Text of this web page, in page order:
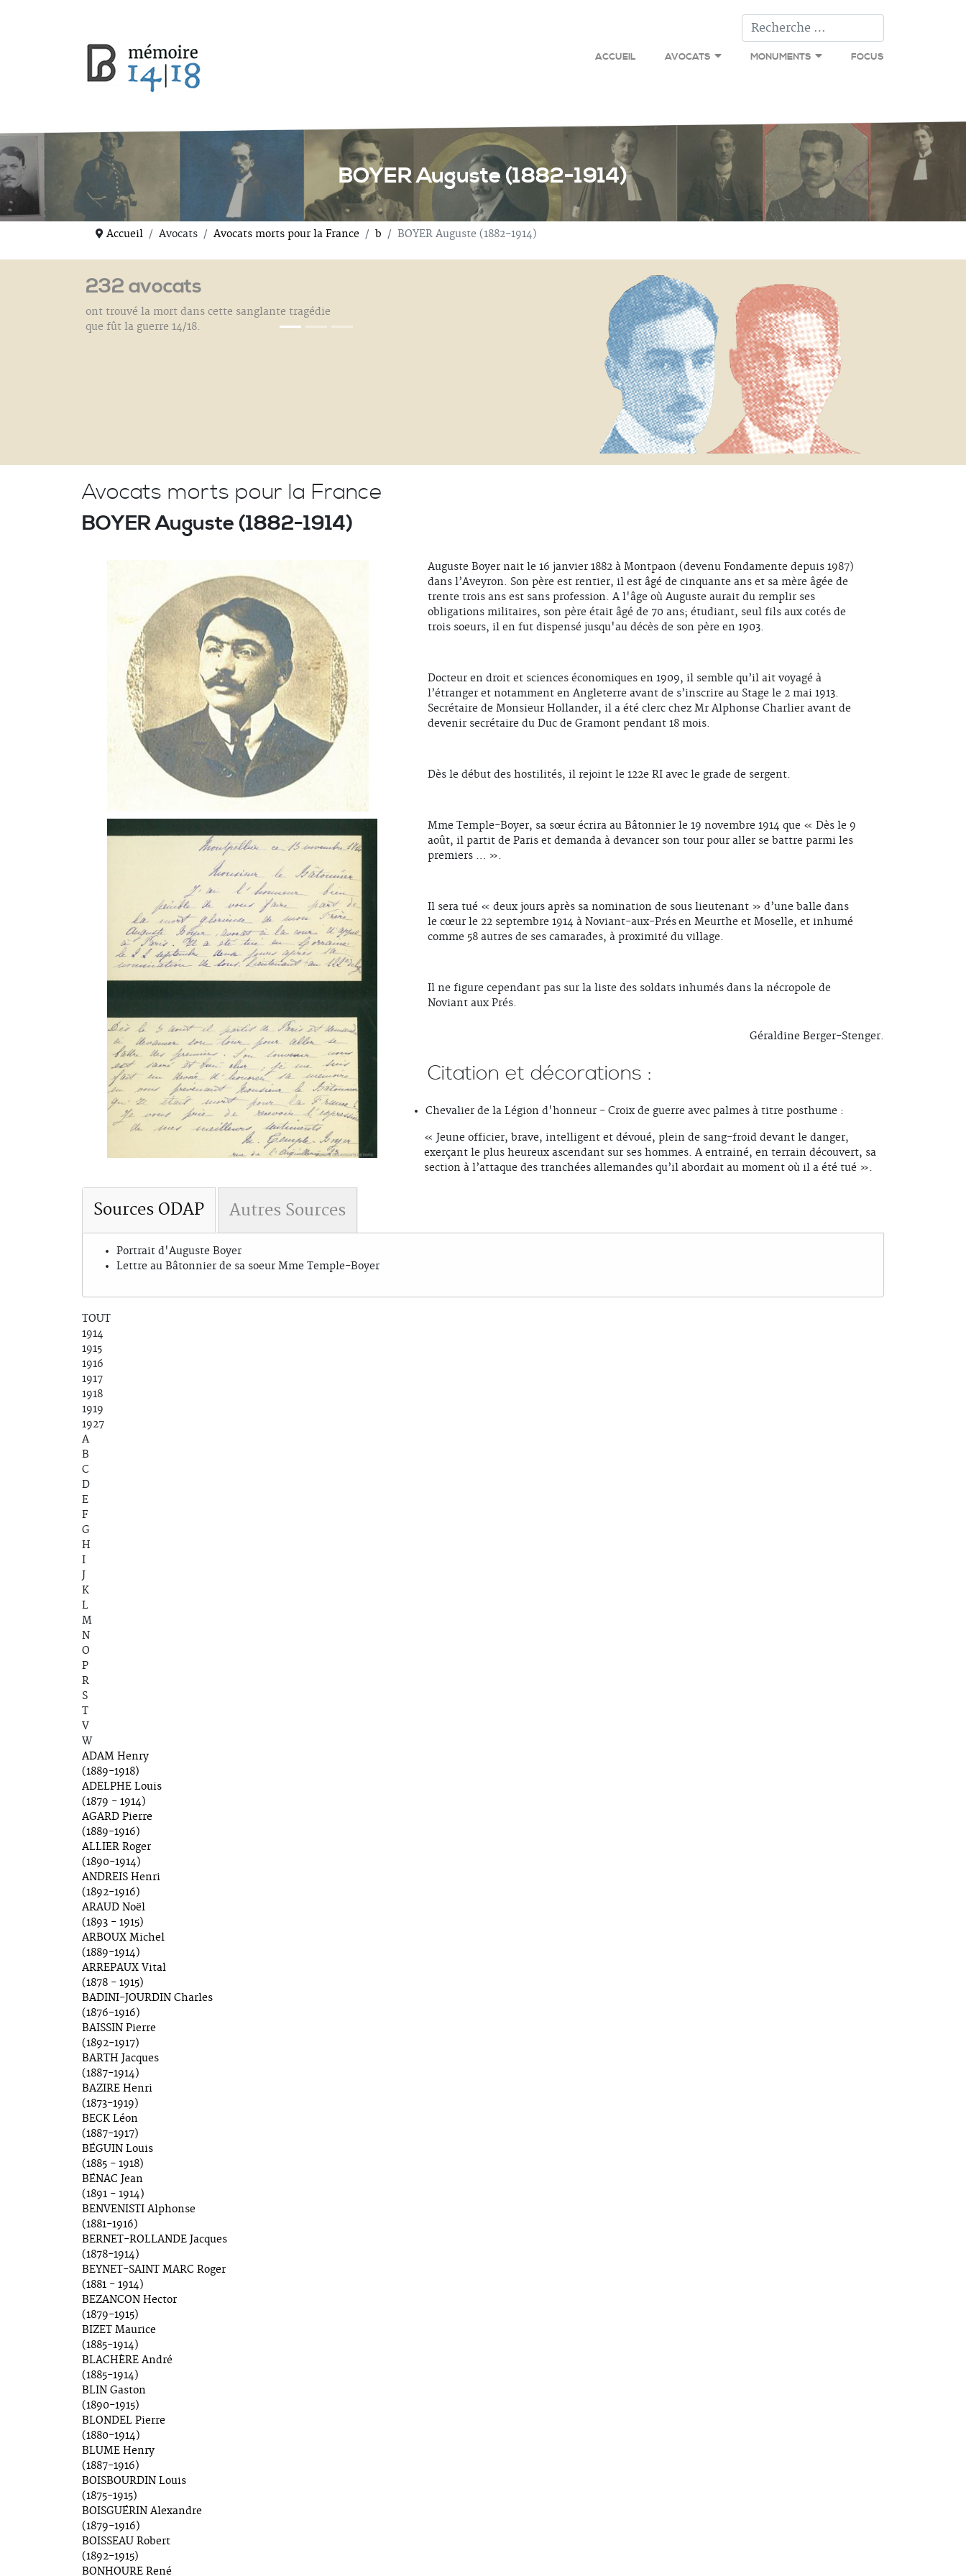
ACCUEIL AVOCATS MONUMENTS FOCUS
BOYER Auguste (1882-1914)
Accueil Avocats Avocats morts pour la France b BOYER Auguste (1882-1914)
232 avocats
ont trouvé la mort dans cette sanglante tragédie
que fût la guerre 14/18.
Avocats morts pour la France
BOYER Auguste (1882-1914)
Auguste Boyer nait le 16 janvier 1882 à Montpaon (devenu Fondamente depuis 1987)
dans l’Aveyron. Son père est rentier, il est âgé de cinquante ans et sa mère âgée de
trente trois ans est sans profession. A l'âge où Auguste aurait du remplir ses
obligations militaires, son père était âgé de 70 ans; étudiant, seul fils aux cotés de
trois soeurs, il en fut dispensé jusqu'au décès de son père en 1903.
Docteur en droit et sciences économiques en 1909, il semble qu’il ait voyagé à
l’étranger et notamment en Angleterre avant de s’inscrire au Stage le 2 mai 1913.
Secrétaire de Monsieur Hollander, il a été clerc chez Mr Alphonse Charlier avant de
devenir secrétaire du Duc de Gramont pendant 18 mois.
Dès le début des hostilités, il rejoint le 122e RI avec le grade de sergent.
Mme Temple-Boyer, sa sœur écrira au Bâtonnier le 19 novembre 1914 que « Dès le 9
août, il partit de Paris et demanda à devancer son tour pour aller se battre parmi les
premiers … ».
Il sera tué « deux jours après sa nomination de sous lieutenant » d’une balle dans
le cœur le 22 septembre 1914 à Noviant-aux-Prés en Meurthe et Moselle, et inhumé
comme 58 autres de ses camarades, à proximité du village.
Il ne figure cependant pas sur la liste des soldats inhumés dans la nécropole de
Noviant aux Prés.
Géraldine Berger-Stenger.
Citation et décorations :
Chevalier de la Légion d'honneur - Croix de guerre avec palmes à titre posthume :
« Jeune officier, brave, intelligent et dévoué, plein de sang-froid devant le danger,
exerçant le plus heureux ascendant sur ses hommes. A entrainé, en terrain découvert, sa
section à l’attaque des tranchées allemandes qu’il abordait au moment où il a été tué ».
Sources ODAP Autres Sources
Portrait d'Auguste Boyer
Lettre au Bâtonnier de sa soeur Mme Temple-Boyer
TOUT
1914
1915
1916
1917
1918
1919
1927
A
B
C
D
E
F
G
H
I
J
K
L
M
N
O
P
R
S
T
V
W
ADAM Henry
(1889-1918)
ADELPHE Louis
(1879 - 1914)
AGARD Pierre
(1889-1916)
ALLIER Roger
(1890-1914)
ANDREIS Henri
(1892-1916)
ARAUD Noël
(1893 - 1915)
ARBOUX Michel
(1889-1914)
ARREPAUX Vital
(1878 - 1915)
BADINI-JOURDIN Charles
(1876-1916)
BAISSIN Pierre
(1892-1917)
BARTH Jacques
(1887-1914)
BAZIRE Henri
(1873-1919)
BECK Léon
(1887-1917)
BÉGUIN Louis
(1885 - 1918)
BÉNAC Jean
(1891 - 1914)
BENVENISTI Alphonse
(1881-1916)
BERNET-ROLLANDE Jacques
(1878-1914)
BEYNET-SAINT MARC Roger
(1881 - 1914)
BEZANCON Hector
(1879-1915)
BIZET Maurice
(1885-1914)
BLACHÈRE André
(1885-1914)
BLIN Gaston
(1890-1915)
BLONDEL Pierre
(1880-1914)
BLUME Henry
(1887-1916)
BOISBOURDIN Louis
(1875-1915)
BOISGUÉRIN Alexandre
(1879-1916)
BOISSEAU Robert
(1892-1915)
BONHOURE René